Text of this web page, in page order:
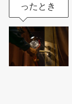
ったとき